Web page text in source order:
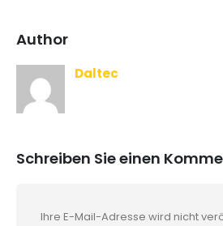
Author
Daltec
Schreiben Sie einen
Ihre E-Mail-Adresse wird nicht